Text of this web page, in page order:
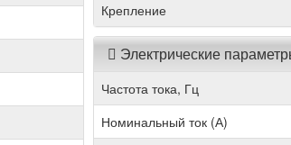
Крепление
Электрические
Частота тока, Гц
Номинальный ток (А)